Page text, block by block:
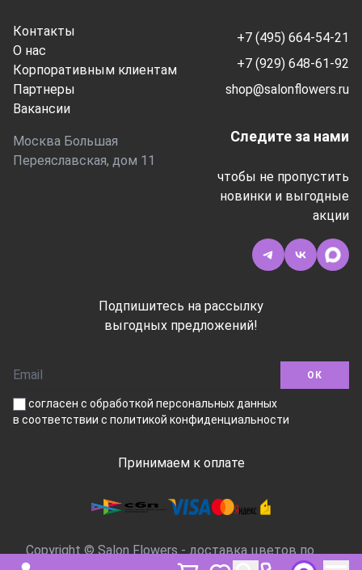
Контакты
О нас
Корпоративным клиентам
Партнеры
Вакансии
Москва Большая
Переяславская, дом 11
+7 (495) 664-54-21
+7 (929) 648-61-92
shop@salonflowers.ru
Следите за нами
чтобы не пропустить
новинки и выгодные
акции
Подпишитесь на рассылку
выгодных предложений!
ОК
согласен с обработкой персональных данных
в соответствии с политикой конфиденциальности
Принимаем к оплате
Copyright © Salon Flowers - доставка цветов по